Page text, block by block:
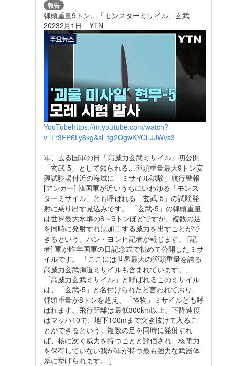
報告
弾頭重量9トン…「モンスターミサイル」玄武
20232月1日 YTN
YouTubehttps://m.youtube.com/watch?
v=Lr3FP6Ly8kg&si=fg2OgwKYCLJJWvs3
軍、去る国軍の日「高威力玄武ミサイル」初公開
「玄武-5」として知られる…弾頭重量最大9トン安
興試験場付近の海域に「ミサイル試験」航行警報
[アンカー] 韓国軍が近いうちにいわゆる「モンス
ターミサイル」とも呼ばれる「玄武-5」の試験発
射に乗り出す見込みです。 「玄武-5」の弾頭重量
は世界最大水準の8～9トンほどですが、複数の足
を同時に発射すれば加工する威力を出すことがで
きるという。ハン・ヨンヒ記者が報じます。 [記
者] 軍が昨年国軍の日記念式で初めて公開したミサ
イルです。 「ここには世界最大の弾頭重量を誇る
高威力玄武弾道ミサイルも含まれています。」
「高威力玄武ミサイル」と呼ばれるこのミサイル
は、「玄武-5」と名付けられたと言われており、
弾頭重量が8トンを超え、「怪物」ミサイルとも呼
ばれます。飛行距離は最低300km以上、下降速度
はマッハ10で、地下100mまで突き抜けて入るこ
とができるという。複数の足を同時に発射すれ
ば、核に次ぐ威力を持つことと評価され、核電力
を保有していない我が軍が持つ最も強力な武器体
系に挙げられます。 [